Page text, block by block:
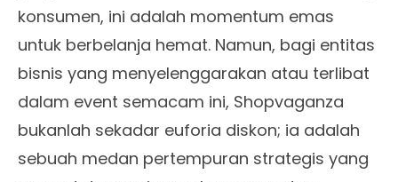
konsumen, ini adalah momentum emas
untuk berbelanja hemat. Namun, bagi entitas
bisnis yang menyelenggarakan atau terlibat
dalam event semacam ini, Shopvaganza
bukanlah sekadar euforia diskon; ia adalah
sebuah medan pertempuran strategis yang